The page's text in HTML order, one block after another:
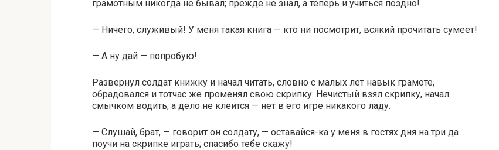
грамотным никогда не бывал; прежде не знал, а теперь и учиться поздно!
— Ничего, служивый! У меня такая книга — кто ни посмотрит, всякий прочитать сумеет!
— А ну дай — попробую!
Развернул солдат книжку и начал читать, словно с малых лет навык грамоте,
обрадовался и тотчас же променял свою скрипку. Нечистый взял скрипку, начал
смычком водить, а дело не клеится — нет в его игре никакого ладу.
— Слушай, брат, — говорит он солдату, — оставайся-ка у меня в гостях дня на три да
поучи на скрипке играть; спасибо тебе скажу!